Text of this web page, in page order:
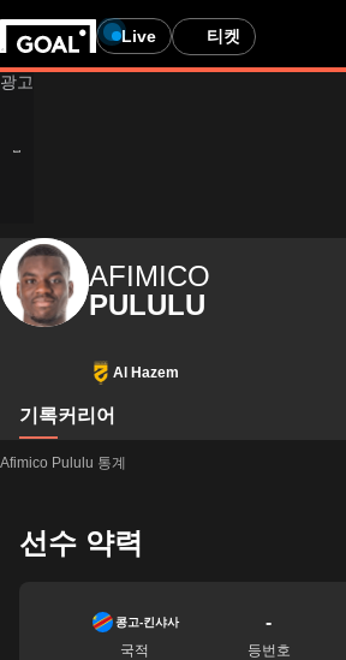
Live 티켓
AFIMICO
PULULU
Al Hazem
기록커리어
Afimico Pululu 통계
선수 약력
콩고-킨샤사
국적
-
등번호